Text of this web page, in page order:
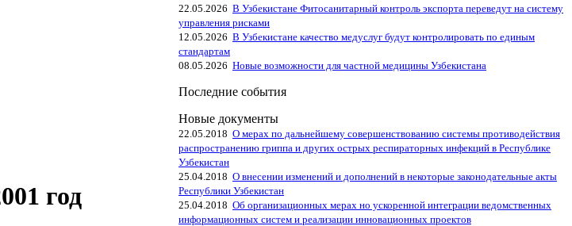
год
22.05.2026 В Узбекистане Фитосанитарный контроль экспорта переведут на систему
управления рисками
12.05.2026 В Узбекистане качество медуслуг будут контролировать по единым
стандартам
08.05.2026 Новые возможности для частной медицины Узбекистана
Последние события
Новые документы
22.05.2018 О мерах по дальнейшему совершенствованию системы противодействия
распространению гриппа и других острых респираторных инфекций в Республике
Узбекистан
25.04.2018 О внесении изменений и дополнений в некоторые законодательные акты
Республики Узбекистан
25.04.2018 Об организационных мерах но ускоренной интеграции ведомственных
информационных систем и реализации инновационных проектов